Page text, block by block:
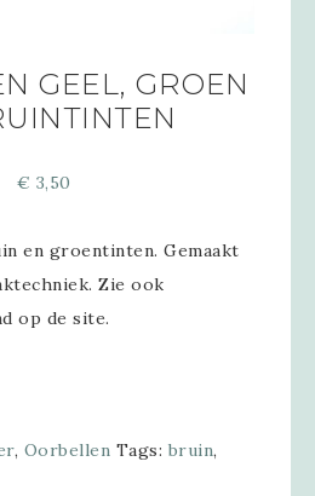
GEEL, GROEN
€ 3,50
en groentinten. Gemaakt
Zie ook
op de site.
, Oorbellen Tags: bruin,